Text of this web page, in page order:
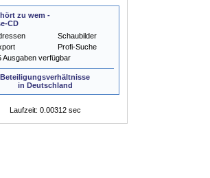
zu wem -
CD
Schaubilder
Profi-Suche
Ausgaben verfügbar
Beteiligungsverhältnisse
in Deutschland
Laufzeit: 0.00312 sec